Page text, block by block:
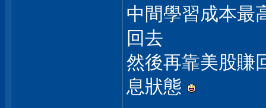
中間學習成本最
回去
然後再靠美股賺
息狀態